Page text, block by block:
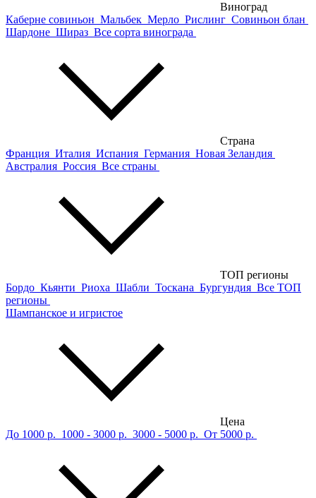
Виноград
Каберне совиньон Мальбек Мерло Рислинг Совиньон блан
Шардоне Шираз Все сорта винограда
Страна
Франция Италия Испания Германия Новая Зеландия
Австралия Россия Все страны
ТОП регионы
Бордо Кьянти Риоха Шабли Тоскана Бургундия Все ТОП
регионы
Шампанское и игристое
Цена
До 1000 р. 1000 - 3000 р. 3000 - 5000 р. От 5000 р.